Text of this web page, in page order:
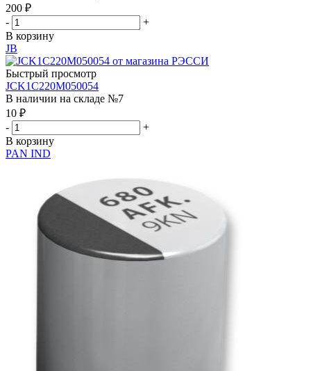
200 ₽
-
+
В корзину
JB
Быстрый просмотр
JCK1C220M050054
В наличии на складе №7
10 ₽
-
+
В корзину
PAN IND